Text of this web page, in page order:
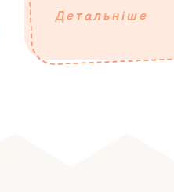
Детальніше